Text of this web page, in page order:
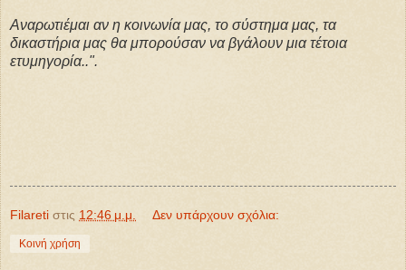
Αναρωτιέμαι αν η κοινωνία μας, το σύστημα μας, τα
δικαστήρια μας θα μπορούσαν να βγάλουν μια τέτοια
ετυμηγορία..".
Filareti στις 12:46 μ.μ. Δεν υπάρχουν σχόλια:
Κοινή χρήση